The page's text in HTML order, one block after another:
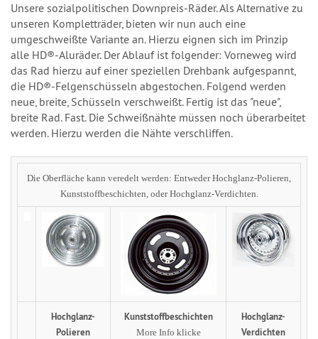
Unsere sozialpolitischen Downpreis-Räder. Als Alternative zu
unseren Kompletträder, bieten wir nun auch eine
umgeschweißte Variante an. Hierzu eignen sich im Prinzip
alle HD®-Aluräder. Der Ablauf ist folgender: Vorneweg wird
das Rad hierzu auf einer speziellen Drehbank aufgespannt,
die HD®-Felgenschüsseln abgestochen. Folgend werden
neue, breite, Schüsseln verschweißt. Fertig ist das "neue",
breite Rad. Fast. Die Schweißnähte müssen noch überarbeitet
werden. Hierzu werden die Nähte verschliffen.
Die Oberfläche kann veredelt werden: Entweder Hochglanz-Polieren,
Kunststoffbeschichten, oder Hochglanz-Verdichten.
Hochglanz-
Polieren
Kunststoffbeschichten
More Info klicke
Hochglanz-
Verdichten